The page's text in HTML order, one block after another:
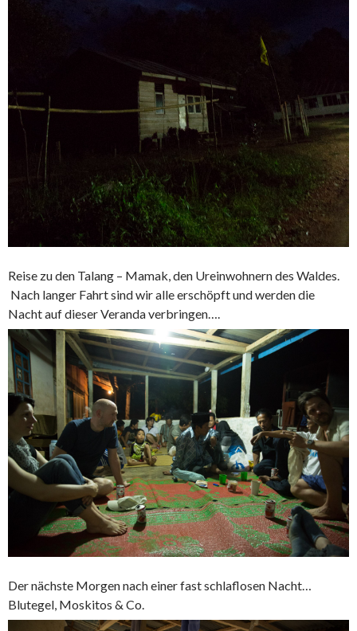
Reise zu den Talang – Mamak, den Ureinwohnern des Waldes.
Nach langer Fahrt sind wir alle erschöpft und werden die
Nacht auf dieser Veranda verbringen….
Der nächste Morgen nach einer fast schlaflosen Nacht…
Blutegel, Moskitos & Co.